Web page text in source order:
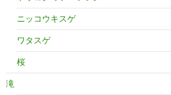
ニッコウキスゲ
ワタスゲ
桜
滝